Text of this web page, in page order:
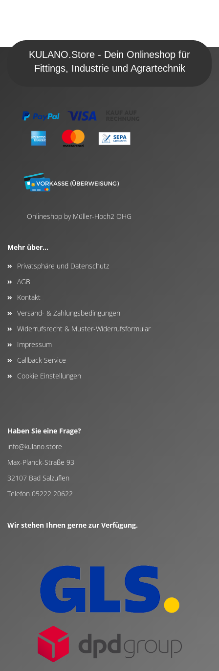
KULANO.Store - Dein Onlineshop für
Fittings, Industrie und Agrartechnik
Onlineshop by Müller-Hoch2 OHG
Mehr über...
Privatsphäre und Datenschutz
AGB
Kontakt
Versand- & Zahlungsbedingungen
Widerrufsrecht & Muster-Widerrufsformular
Impressum
Callback Service
Cookie Einstellungen
Haben Sie eine Frage?
info@kulano.store
Max-Planck-Straße 93
32107 Bad Salzuflen
Telefon 05222 20622
Wir stehen Ihnen gerne zur Verfügung.